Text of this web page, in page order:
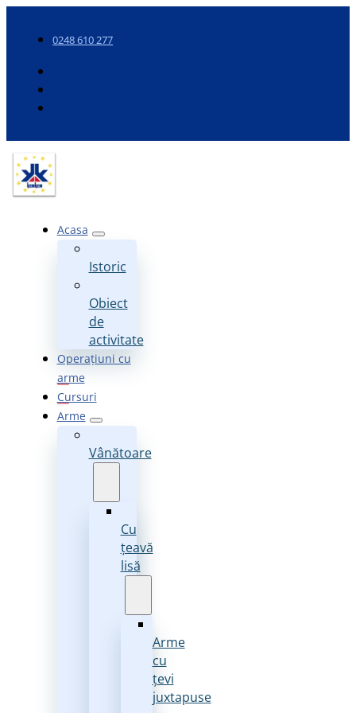
0248 610 277
Acasa
Istoric
Obiect
de
activitate
Operațiuni cu
arme
Cursuri
Arme
Vânătoare
Cu
țeavă
lisă
Arme
cu
țevi
juxtapuse